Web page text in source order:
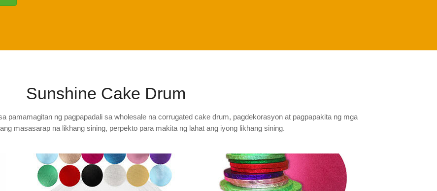
Sunshine Cake Drum
pamamagitan ng pagpapadali sa wholesale na corrugated cake drum, pagdekorasyon at pagpapakita ng mga
masasarap na likhang sining, perpekto para makita ng lahat ang iyong likhang sining.